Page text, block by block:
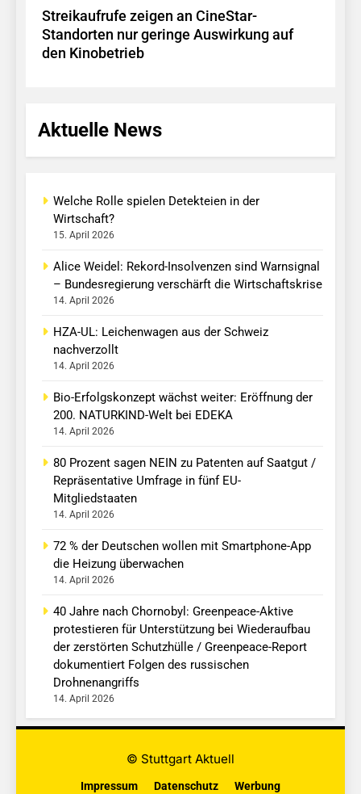
Streikaufrufe zeigen an CineStar-
Standorten nur geringe Auswirkung auf
den Kinobetrieb
Aktuelle News
Welche Rolle spielen Detekteien in der
Wirtschaft?
15. April 2026
Alice Weidel: Rekord-Insolvenzen sind Warnsignal
– Bundesregierung verschärft die Wirtschaftskrise
14. April 2026
HZA-UL: Leichenwagen aus der Schweiz
nachverzollt
14. April 2026
Bio-Erfolgskonzept wächst weiter: Eröffnung der
200. NATURKIND-Welt bei EDEKA
14. April 2026
80 Prozent sagen NEIN zu Patenten auf Saatgut /
Repräsentative Umfrage in fünf EU-
Mitgliedstaaten
14. April 2026
72 % der Deutschen wollen mit Smartphone-App
die Heizung überwachen
14. April 2026
40 Jahre nach Chornobyl: Greenpeace-Aktive
protestieren für Unterstützung bei Wiederaufbau
der zerstörten Schutzhülle / Greenpeace-Report
dokumentiert Folgen des russischen
Drohnenangriffs
14. April 2026
© Stuttgart Aktuell
Impressum Datenschutz Werbung